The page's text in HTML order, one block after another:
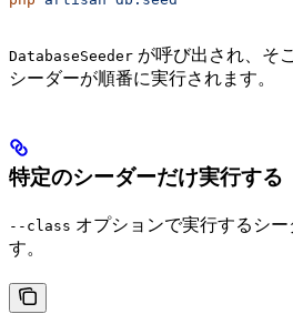
DatabaseSeeder が呼び出され、そ
シーダーが順番に実行されます。
特定のシーダーだけ実行する
--class オプションで実行するシ
す。